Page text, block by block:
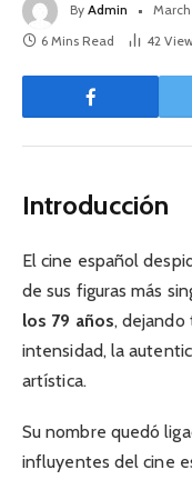
By Admin
6 Mins Read
42
Introducción
El cine español
de sus figuras más
los 79 años, dejando
intensidad, la
artística.
Su nombre quedó
influyentes del cine